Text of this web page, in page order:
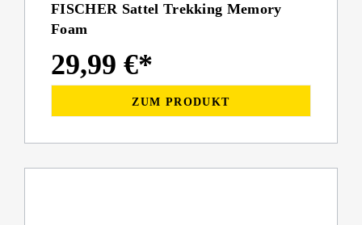
FISCHER Sattel Trekking Memory
Foam
29,99 €*
ZUM PRODUKT